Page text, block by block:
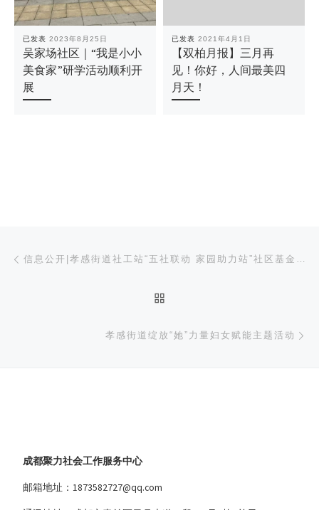
已发表 2023年8月25日
吴家场社区｜“我是小小
美食家”研学活动顺利开
展
已发表 2021年4月1日
【双柏月报】三月再
见！你好，人间最美四
月天！
文章导航 信息公开|孝感街道社工站“五社联动 家园助力站”社区基金助推基层社会治理创新合作项目
孝感街道绽放“她”力量妇女赋能主题活动
成都聚力社会工作服务中心
邮箱地址：1873582727@qq.com